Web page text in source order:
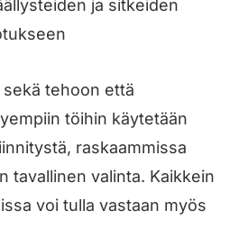
ja sitkeiden
tehoon että
töihin käytetään
raskaammissa
tavallinen valinta. Kaikkein
voi tulla vastaan myös